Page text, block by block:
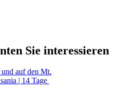
Sie interessieren